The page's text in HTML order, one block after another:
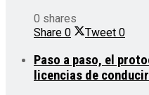
0 shares
Share 0 Tweet 0
Paso a paso, el
licencias de